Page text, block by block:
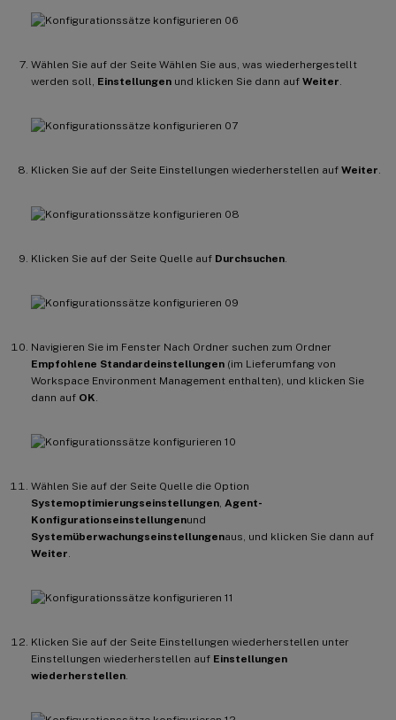
Wählen Sie auf der Seite Wählen Sie aus, was wiederhergestellt
werden soll, Einstellungen und klicken Sie dann auf Weiter
Klicken Sie auf der Seite Einstellungen wiederherstellen auf Weiter
Klicken Sie auf der Seite Quelle auf Durchsuchen
Navigieren Sie im Fenster Nach Ordner suchen zum Ordner
Empfohlene Standardeinstellungen (im Lieferumfang von
Workspace Environment Management enthalten), und klicken Sie
dann auf OK
Wählen Sie auf der Seite Quelle die Option
Systemoptimierungseinstellungen Agent-
Konfigurationseinstellungenund
Systemüberwachungseinstellungenaus, und klicken Sie dann auf
Weiter
Klicken Sie auf der Seite Einstellungen wiederherstellen unter
Einstellungen wiederherstellen auf Einstellungen
wiederherstellen